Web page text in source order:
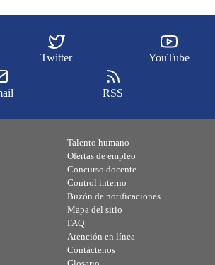
Twitter YouTube
RSS
Talento humano
Ofertas de empleo
Concurso docente
Control interno
Buzón de notificaciones
Mapa del sitio
FAQ
Atención en línea
Contáctenos